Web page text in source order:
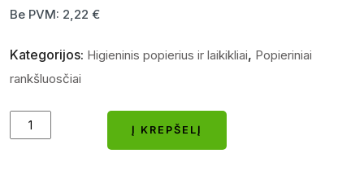
Be PVM: 2,22 €
Kategorijos: Higieninis popierius ir laikikliai, Popieriniai
rankšluosčiai
Ruloninis
Į KREPŠELĮ